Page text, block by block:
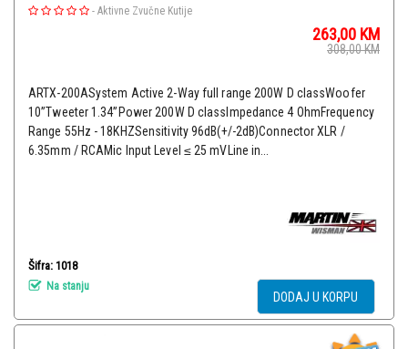
- Aktivne Zvučne Kutije
263,00 KM
308,00KM
ARTX-200АSystem Active 2-Way full range 200W D classWoofer
10”Tweeter 1.34”Power 200W D classImpedance 4 OhmFrequency
Range 55Hz - 18KHZSensitivity 96dB(+/-2dB)Connector XLR /
6.35mm / RCAMic Input Level ≤ 25 mVLine in...
Šifra: 1018
Na stanju
DODAJ U KORPU